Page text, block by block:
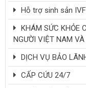
Hỗ trợ sinh sản
KHÁM SỨC KHỎE
NGƯỜI VIỆT NAM VÀ
DỊCH VỤ BẢO
CẤP CỨU 24/7